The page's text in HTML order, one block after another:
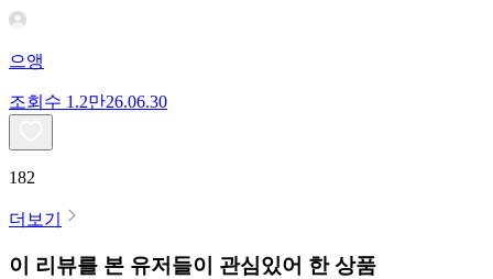
으앵
조회수 1.2만26.06.30
182
더보기
이 리뷰를 본 유저들이 관심있어 한 상품